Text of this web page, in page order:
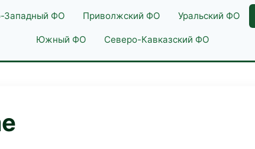
Западный ФО Приволжский ФО Уральский ФО
Южный ФО Северо-Кавказский ФО